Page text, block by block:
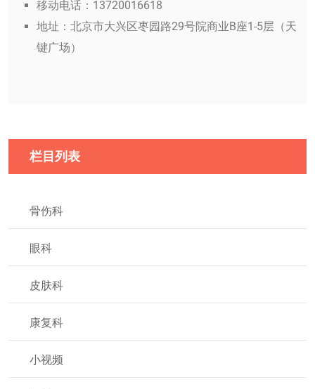
移动电话：13720016618
地址：北京市大兴区枣园路29号院商业B座1-5层（天
键广场）
栏目列表
骨伤科
眼科
皮肤科
康复科
小视频